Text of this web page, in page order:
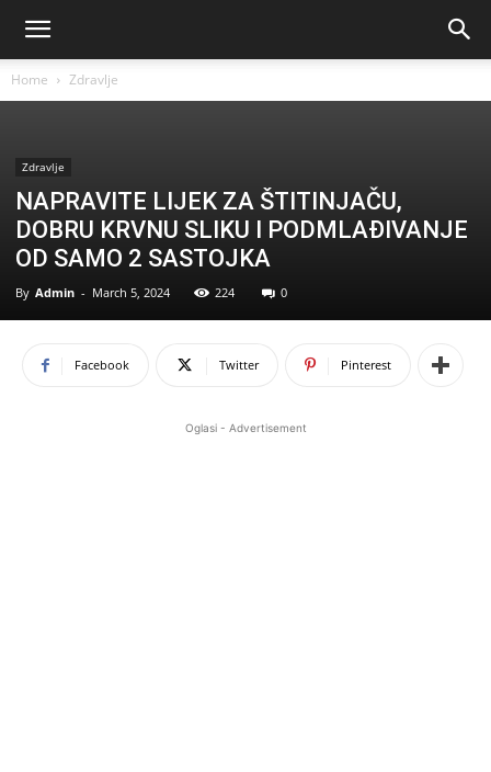
Home Zdravlje
Zdravlje
NAPRAVITE LIJEK ZA ŠTITINJAČU,
DOBRU KRVNU SLIKU I PODMLAĐIVANJE
OD SAMO 2 SASTOJKA
By Admin - March 5, 2024 224 0
Facebook Twitter Pinterest
Oglasi - Advertisement